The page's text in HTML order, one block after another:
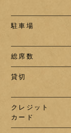
駐車場
総席数
貸切
クレジット
カード